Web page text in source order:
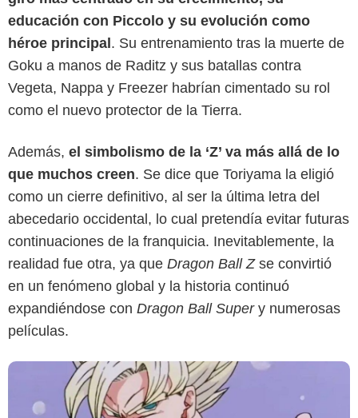
educación con Piccolo y su evolución como
héroe principal. Su entrenamiento tras la muerte de
Goku a manos de Raditz y sus batallas contra
Vegeta, Nappa y Freezer habrían cimentado su rol
como el nuevo protector de la Tierra.
Además, el simbolismo de la ‘Z’ va más allá de lo
que muchos creen. Se dice que Toriyama la eligió
como un cierre definitivo, al ser la última letra del
abecedario occidental, lo cual pretendía evitar futuras
continuaciones de la franquicia. Inevitablemente, la
realidad fue otra, ya que Dragon Ball Z se convirtió
en un fenómeno global y la historia continuó
expandiéndose con Dragon Ball Super y numerosas
películas.
Crunchyroll